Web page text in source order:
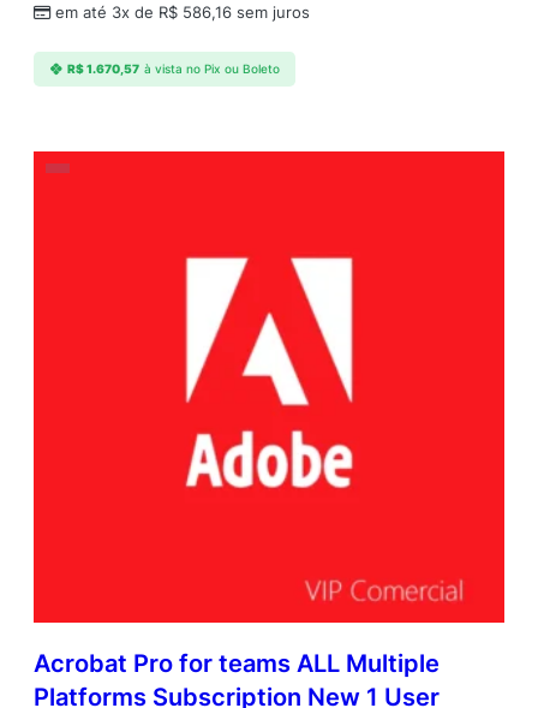
em até 3x de R$ 586,16 sem juros
R$1.670,57 à vista no Pix ou Boleto
Acrobat Pro for teams ALL Multiple
Platforms Subscription New 1 User